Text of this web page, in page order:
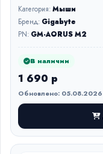
Категория:Мыши
Бренд: Gigabyte
PN: GM-AORUS M2
В наличии
1 690 р
Обновлено: 05.08.2026